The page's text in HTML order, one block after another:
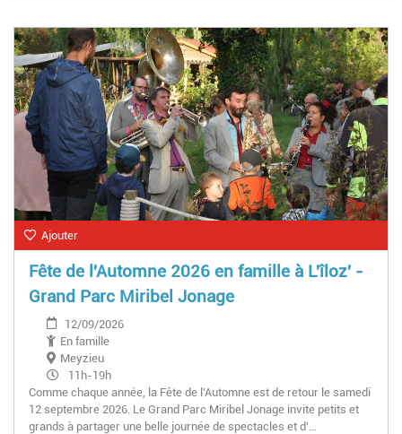
Ajouter
Fête de l'Automne 2026 en famille à L'îloz' -
Grand Parc Miribel Jonage
12/09/2026
En famille
Meyzieu
11h-19h
Comme chaque année, la Fête de l'Automne est de retour le samedi
12 septembre 2026. Le Grand Parc Miribel Jonage invite petits et
grands à partager une belle journée de spectacles et d'…